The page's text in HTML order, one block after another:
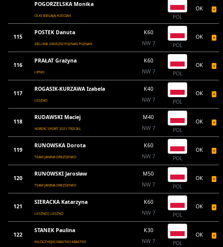
POGORZELSKA Monika
OLKI BIEGAJĄ KOŚCIAN POL
OK
115
POSTEK Danuta
ZIELONE GROSZKI POZNAŃ POZNAŃ
K60
NW 7
POL
OK
116
PRAŁAT Grażyna
LIPNO
K60
NW 7
POL
OK
117
ROGASIK-KURZAWA Izabela
LESZNO
K40
NW 7
POL
OK
118
RUDAWSKI Maciej
NORDIC SPORT 2021 TRZCIEL
M40
NW 7
POL
OK
119
RUNOWSKA Dorota
TEAM JANINA DREZDENKO
K60
NW 7
POL
OK
120
RUNOWSKI Jarosław
TEAM JANINA DREZDENKO
M50
NW 7
POL
OK
121
SIERACKA Katarzyna
LESZNO:) LESZNO
K60
NW 7
POL
OK
122
STANEK Paulina
WŁÓCZYKIJKI MIASTKO MIASTKO
K30
NW 7
POL
OK